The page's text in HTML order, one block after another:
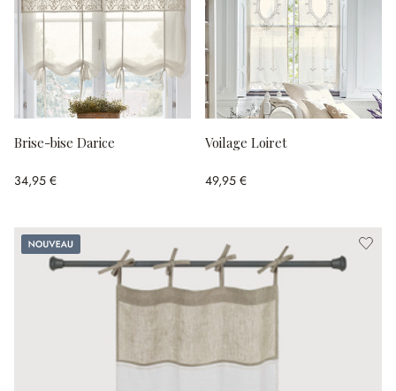
Brise-bise Darice
34,95 €
Nouveau
Voilage Loiret
49,95 €